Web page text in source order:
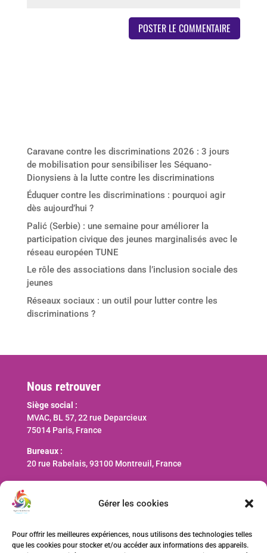
Gérer les cookies
Pour offrir les meilleures expériences, nous utilisons des technologies telles
que les cookies pour stocker et/ou accéder aux informations des appareils.
Caravane contre les discriminations 2026 : 3 jours
de mobilisation pour sensibiliser les Séquano-
Dionysiens à la lutte contre les discriminations
Éduquer contre les discriminations : pourquoi agir
dès aujourd’hui ?
Palić (Serbie) : une semaine pour améliorer la
participation civique des jeunes marginalisés avec le
réseau européen TUNE
Le rôle des associations dans l’inclusion sociale des
jeunes
Réseaux sociaux : un outil pour lutter contre les
discriminations ?
Nous retrouver
Siège social :
MVAC, BL 57, 22 rue Deparcieux
75014 Paris, France
Bureaux :
20 rue Rabelais, 93100 Montreuil, France
Nous contacter